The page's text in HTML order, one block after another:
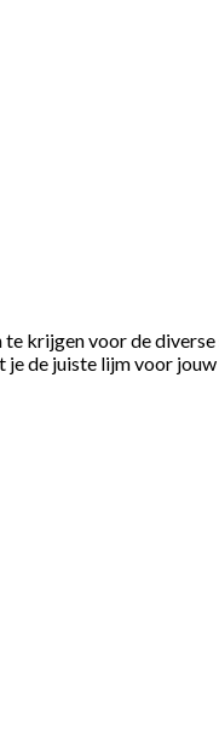
krijgen voor de
de juiste lijm voor